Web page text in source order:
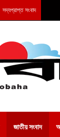
সদ্যপ্রাপ্ত সংবাদ
জাতীয় সংবাদ